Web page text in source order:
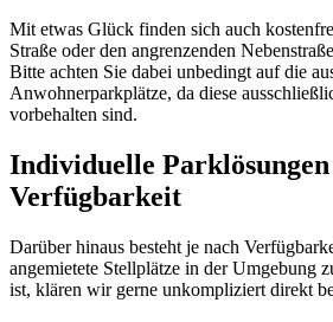
Mit etwas Glück finden sich auch
Straße oder den angrenzenden
Bitte achten Sie dabei unbedingt auf die
Anwohnerparkplätze, da diese
vorbehalten sind.
Individuelle Parklösungen
Verfügbarkeit
Darüber hinaus besteht je nach
angemietete Stellplätze in der Umgebung
ist, klären wir gerne unkompliziert direkt